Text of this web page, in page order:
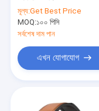
মূল্য:Get Best Price
MOQ:১০০ পিসি
সর্বশেষ দাম পান
এখন যোগাযোগ